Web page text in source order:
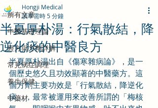
所有文章
中醫基礎理論
經方與方劑詳解
常見病症調理
養生保健
中藥材
半夏厚朴湯：行氣散結，降
逆化痰的中醫良方
Hongji Medical
讀畢需時 5 分鐘
半夏厚朴湯出自《傷寒雜病論》，是一
個歷史悠久且功效顯著的中醫藥方。這
個方劑主要功效是「行氣散結，降逆化
痰」，最常被運用來改善所謂的「梅核